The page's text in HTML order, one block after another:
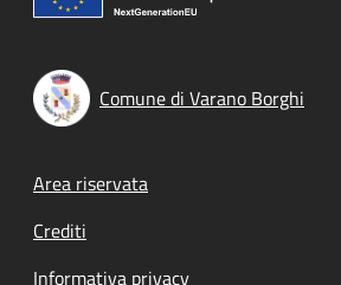
Comune di Varano Borghi
Footer menu
Area riservata
Crediti
Informativa privacy